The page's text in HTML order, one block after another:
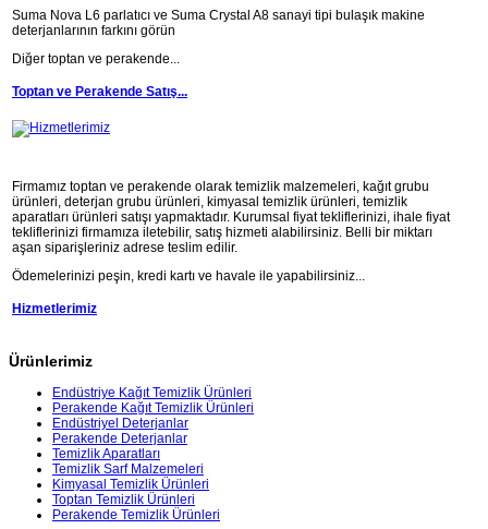
Suma Nova L6 parlatıcı ve Suma Crystal A8 sanayi tipi bulaşık makine
deterjanlarının farkını görün
Diğer toptan ve perakende...
Toptan ve Perakende Satış...
Firmamız toptan ve perakende olarak temizlik malzemeleri, kağıt grubu
ürünleri, deterjan grubu ürünleri, kimyasal temizlik ürünleri, temizlik
aparatları ürünleri satışı yapmaktadır. Kurumsal fiyat tekliflerinizi, ihale fiyat
tekliflerinizi firmamıza iletebilir, satış hizmeti alabilirsiniz. Belli bir miktarı
aşan siparişleriniz adrese teslim edilir.
Ödemelerinizi peşin, kredi kartı ve havale ile yapabilirsiniz...
Hizmetlerimiz
Ürünlerimiz
Endüstriye Kağıt Temizlik Ürünleri
Perakende Kağıt Temizlik Ürünleri
Endüstriyel Deterjanlar
Perakende Deterjanlar
Temizlik Aparatları
Temizlik Sarf Malzemeleri
Kimyasal Temizlik Ürünleri
Toptan Temizlik Ürünleri
Perakende Temizlik Ürünleri